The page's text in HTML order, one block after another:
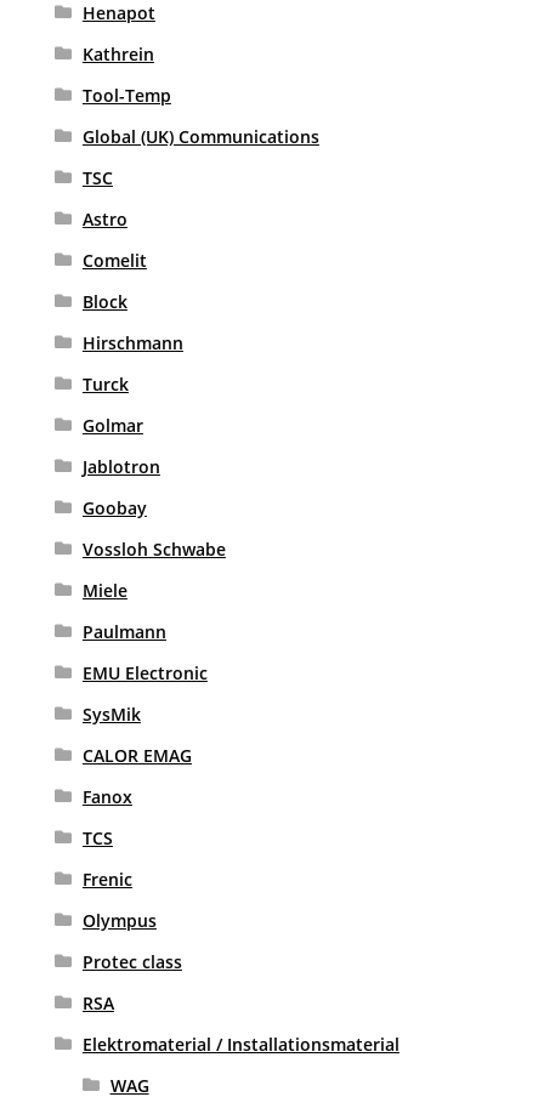
Henapot
Kathrein
Tool-Temp
Global (UK) Communications
TSC
Astro
Comelit
Block
Hirschmann
Turck
Golmar
Jablotron
Goobay
Vossloh Schwabe
Miele
Paulmann
EMU Electronic
SysMik
CALOR EMAG
Fanox
TCS
Frenic
Olympus
Protec class
RSA
Elektromaterial / Installationsmaterial
WAG